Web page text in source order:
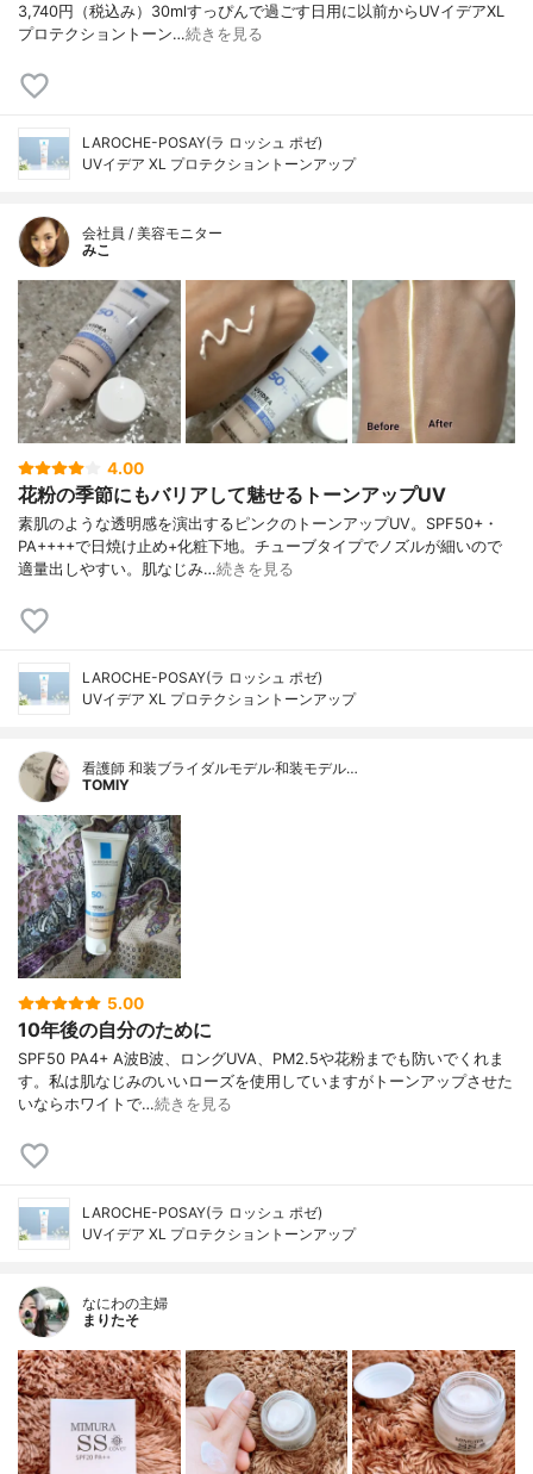
3,740円（税込み）30mlすっぴんで過ごす日用に以前からUVイデアXL
プロテクショントーン…続きを見る
LAROCHE-POSAY(ラ ロッシュ ポゼ)
UVイデア XL プロテクショントーンアップ
会社員 / 美容モニター
みこ
4.00
花粉の季節にもバリアして魅せるトーンアップUV
素肌のような透明感を演出するピンクのトーンアップUV。SPF50+・
PA++++で日焼け止め+化粧下地。チューブタイプでノズルが細いので
適量出しやすい。肌なじみ…続きを見る
LAROCHE-POSAY(ラ ロッシュ ポゼ)
UVイデア XL プロテクショントーンアップ
看護師 和装ブライダルモデル·和装モデル…
TOMIY
5.00
10年後の自分のために
SPF50 PA4+ A波B波、ロングUVA、PM2.5や花粉までも防いでくれま
す。私は肌なじみのいいローズを使用していますがトーンアップさせた
いならホワイトで…続きを見る
LAROCHE-POSAY(ラ ロッシュ ポゼ)
UVイデア XL プロテクショントーンアップ
なにわの主婦
まりたそ